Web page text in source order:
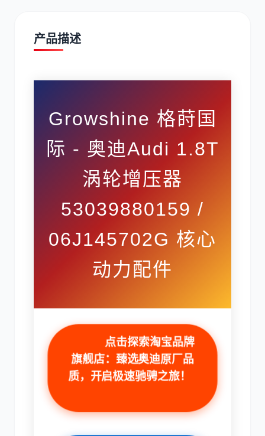
约翰迪尔
产品描述
Growshine 格莳国
际 - 奥迪Audi 1.8T
涡轮增压器
53039880159 /
06J145702G 核心
动力配件
点击探索淘宝品牌
旗舰店：臻选奥迪原厂品
质，开启极速驰骋之旅！